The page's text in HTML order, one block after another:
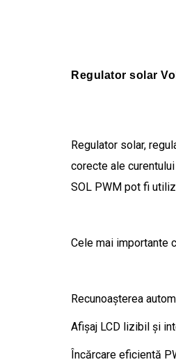
Regulator solar
Regulator solar,
corecte ale
SOL PWM pot fi
Cele mai importante
Recunoașterea
Afișaj LCD lizibil și
Încărcare eficientă